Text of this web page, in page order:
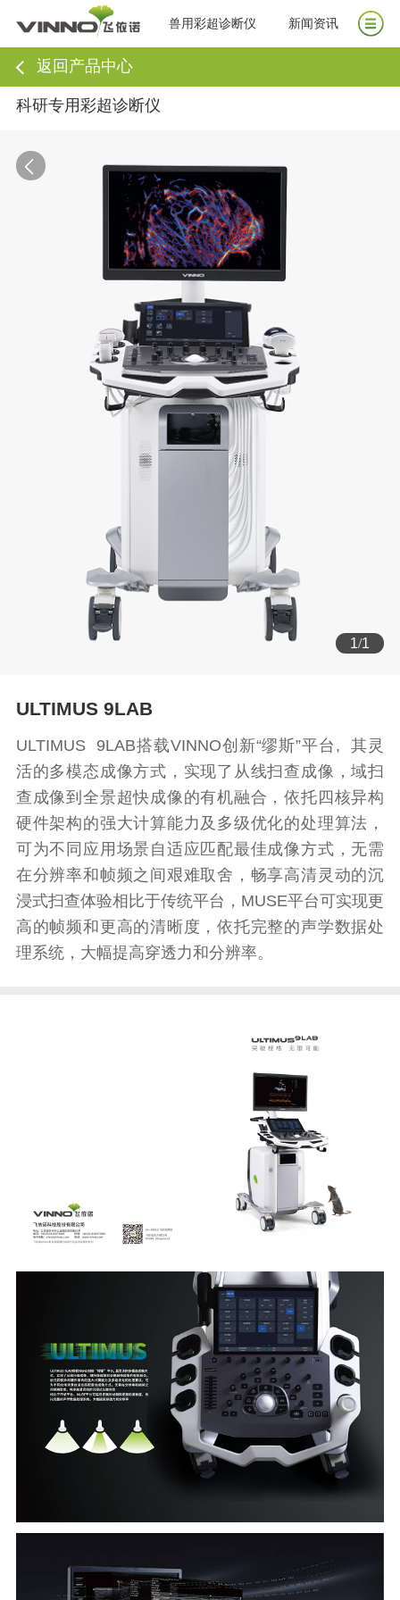
兽用彩超诊断仪 新闻资讯
返回产品中心
科研专用彩超诊断仪
1/1
ULTIMUS 9LAB
ULTIMUS 9LAB搭载VINNO创新“缪斯”平台, 其灵
活的多模态成像方式，实现了从线扫查成像，域扫
查成像到全景超快成像的有机融合，依托四核异构
硬件架构的强大计算能力及多级优化的处理算法，
可为不同应用场景自适应匹配最佳成像方式，无需
在分辨率和帧频之间艰难取舍，畅享高清灵动的沉
浸式扫查体验相比于传统平台，MUSE平台可实现更
高的帧频和更高的清晰度，依托完整的声学数据处
理系统，大幅提高穿透力和分辨率。